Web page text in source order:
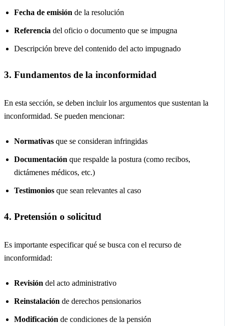
Fecha de emisión de la resolución
Referencia del oficio o documento que se impugna
Descripción breve del contenido del acto impugnado
3. Fundamentos de la inconformidad
En esta sección, se deben incluir los argumentos que sustentan la
inconformidad. Se pueden mencionar:
Normativas que se consideran infringidas
Documentación que respalde la postura (como recibos,
dictámenes médicos, etc.)
Testimonios que sean relevantes al caso
4. Pretensión o solicitud
Es importante especificar qué se busca con el recurso de
inconformidad:
Revisión del acto administrativo
Reinstalación de derechos pensionarios
Modificación de condiciones de la pensión